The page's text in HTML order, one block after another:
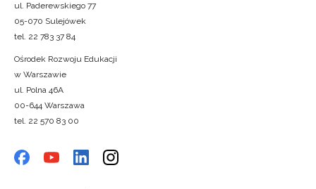
ul. Paderewskiego 77
05-070 Sulejówek
tel. 22 783 37 84
Ośrodek Rozwoju Edukacji
w Warszawie
ul. Polna 46A
00-644 Warszawa
tel. 22 570 83 00